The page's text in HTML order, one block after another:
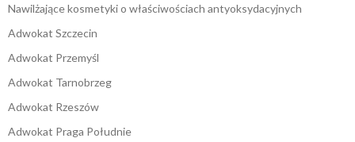
Nawilżające kosmetyki o właściwościach antyoksydacyjnych
Adwokat Szczecin
Adwokat Przemyśl
Adwokat Tarnobrzeg
Adwokat Rzeszów
Adwokat Praga Południe